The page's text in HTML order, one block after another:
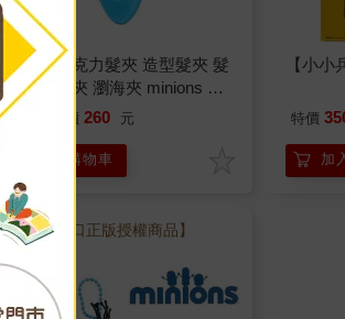
小小兵 壓克力髮夾 造型髮夾 髮
夾 瀏海髮夾 瀏海夾 minions 神
偷奶爸
54 特價 260 元
加入購物車
【小
特價
加
【日本進口正版授權商品】